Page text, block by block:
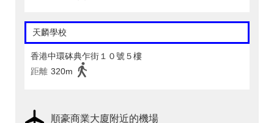
天麟學校
香港中環砵典乍街１０號５樓
距離 320m
順豪商業大廈附近的機場